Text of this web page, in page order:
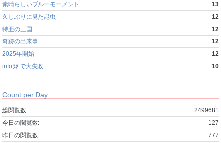
素晴らしいブルーモーメント
13
久しぶりに見た昆虫
12
特亜の三国
12
奇跡の出来事
12
2025年開始
12
info@ で大失敗
10
Count per Day
2499681
総閲覧数:
127
今日の閲覧数:
777
昨日の閲覧数: